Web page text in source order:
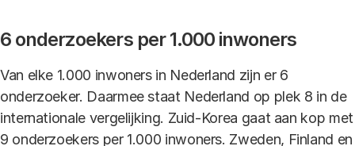
6 onderzoekers per 1.000 inwoners
Van elke 1.000 inwoners in Nederland zijn er 6
onderzoeker. Daarmee staat Nederland op plek 8 in de
internationale vergelijking. Zuid-Korea gaat aan kop met
9 onderzoekers per 1.000 inwoners. Zweden, Finland en